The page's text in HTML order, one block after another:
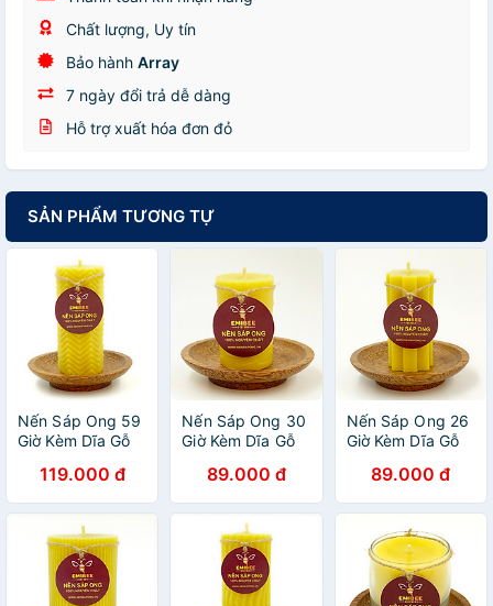
Chất lượng, Uy tín
Bảo hành Array
7 ngày đổi trả dễ dàng
Hỗ trợ xuất hóa đơn đỏ
SẢN PHẨM TƯƠNG TỰ
Nến Sáp Ong 59
Giờ Kèm Dĩa Gỗ
Mùi Hôi Phòng,
Làm Sạch Không
Khí, Thơm Nhẹ
Mùi Mật Ong -
HÀNG CHÍNH
HÃNG
119.000 đ
Nến Sáp Ong 30
Giờ Kèm Dĩa Gỗ
Mùi Hôi Phòng
Kín, Làm Sạch
Không Khí, Thơm
Nhẹ Mùi Mật Ong
- HÀNG CHÍNH
HÃNG
89.000 đ
Nến Sáp Ong 26
Giờ Kèm Dĩa Gỗ
Mùi Hôi Phòng
Kín, Làm Sạch
Không Khí, Thơm
Nhẹ Mùi Mật Ong
- HÀNG CHÍNH
HÃNG
89.000 đ